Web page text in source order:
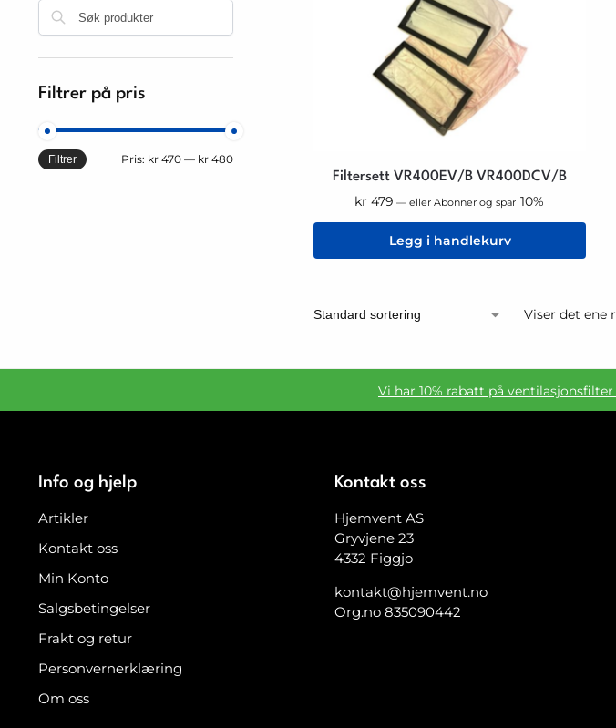
Filtersett VR400EV/B VR400DCV/B
kr 479 — eller Abonner og spar 10%
Legg i handlekurv
Viser det ene
Filtrer på pris
Filtrer Pris: kr 470 — kr 480
Vi har 10% rabatt på
Info og hjelp
Artikler
Kontakt oss
Min Konto
Salgsbetingelser
Frakt og retur
Personvernerklæring
Om oss
Kontakt oss
Hjemvent AS
Gryvjene 23
4332 Figgjo
kontakt@hjemvent.no
Org.no 835090442